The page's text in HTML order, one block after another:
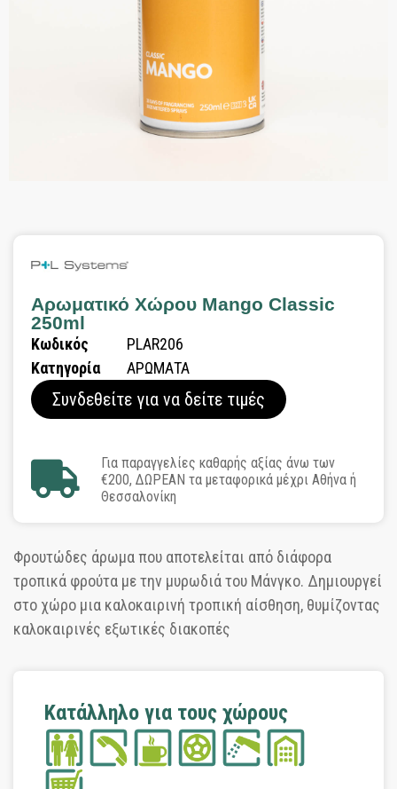
Φρουτώδες άρωμα που αποτελείται από διάφορα
τροπικά φρούτα με την μυρωδιά του Μάνγκο. Δημιουργεί
στο χώρο μια καλοκαιρινή τροπική αίσθηση, θυμίζοντας
καλοκαιρινές εξωτικές διακοπές
Κατάλληλο για τους χώρους
Αρωματικό Χώρου Mango Classic
250ml
Κωδικός
PLAR206
Κατηγορία
ΑΡΩΜΑΤΑ
Συνδεθείτε για να δείτε τιμές
Για παραγγελίες καθαρής αξίας άνω των
€200, ΔΩΡΕΑΝ τα μεταφορικά μέχρι Αθήνα ή
Θεσσαλονίκη